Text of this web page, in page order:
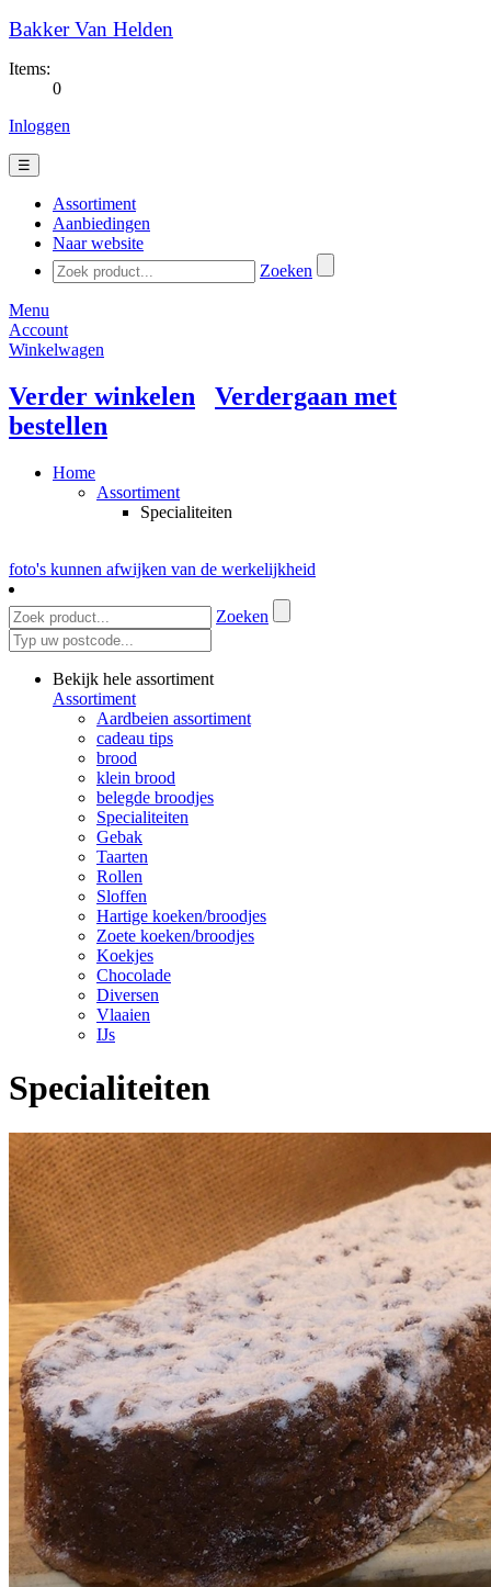
Bakker Van Helden
Items:
0
Inloggen
☰
Assortiment
Aanbiedingen
Naar website
Zoeken
Menu
Account
Winkelwagen
Verder winkelen
Verdergaan met
bestellen
Home
Assortiment
Specialiteiten
foto's kunnen afwijken van de werkelijkheid
Zoeken
Bekijk hele assortiment
Assortiment
Aardbeien assortiment
cadeau tips
brood
klein brood
belegde broodjes
Specialiteiten
Gebak
Taarten
Rollen
Sloffen
Hartige koeken/broodjes
Zoete koeken/broodjes
Koekjes
Chocolade
Diversen
Vlaaien
IJs
Specialiteiten